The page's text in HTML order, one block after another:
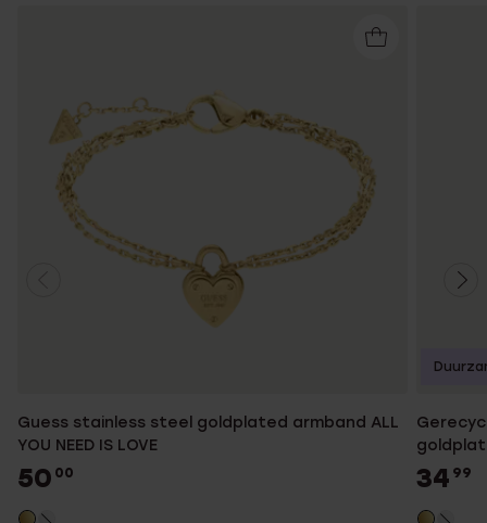
Guess stainless steel goldplated armband ALL
YOU NEED IS LOVE
50 00 34 99